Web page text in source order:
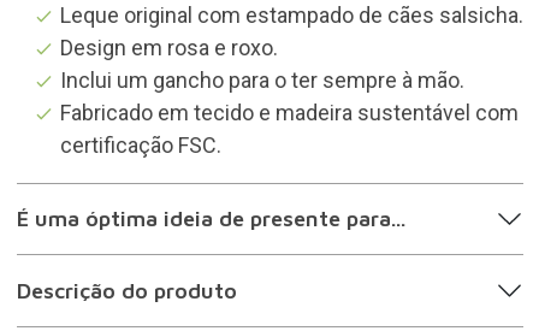
Leque original com estampado de cães salsicha.
Design em rosa e roxo.
Inclui um gancho para o ter sempre à mão.
Fabricado em tecido e madeira sustentável com
certificação FSC.
É uma óptima ideia de presente para...
Descrição do produto